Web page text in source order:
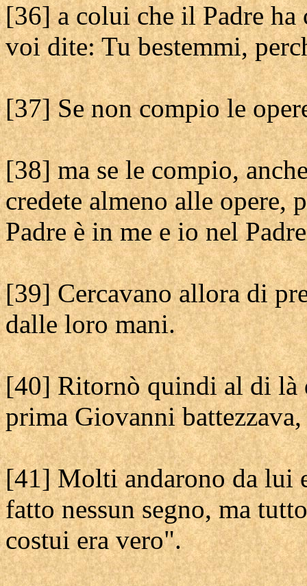
[36] a colui che il Padre ha
voi dite: Tu bestemmi,
[37] Se non compio le
[38] ma se le compio,
credete almeno alle opere,
Padre è in me e io nel
[39] Cercavano allora di
dalle loro mani.
[40] Ritornò quindi al di là
prima Giovanni
[41] Molti andarono da lui
fatto nessun segno, ma
costui era vero".